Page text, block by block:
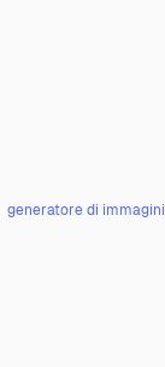
generatore di immagini